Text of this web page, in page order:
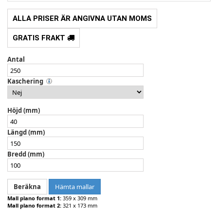
ALLA PRISER ÄR ANGIVNA UTAN MOMS
GRATIS FRAKT
Antal
Kaschering
Höjd (mm)
Längd (mm)
Bredd (mm)
Hämta mallar
Mall plano format 1: 359 x 309 mm
Mall plano format 2: 321 x 173 mm